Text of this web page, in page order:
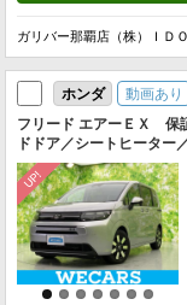
ガリバー那覇店（株）Ｉ
ホンダ
動画あり
フリード エアーＥＸ 保
ドドア／シートヒータ
ー／ヘッドランプ ＬＥ